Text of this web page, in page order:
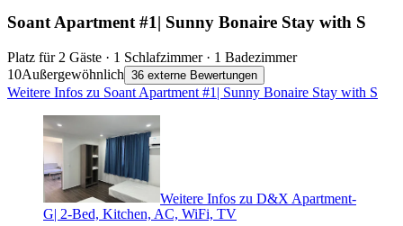
Soant Apartment #1| Sunny Bonaire Stay with S
Platz für 2 Gäste · 1 Schlafzimmer · 1 Badezimmer
10Außergewöhnlich 36 externe Bewertungen
Weitere Infos zu Soant Apartment #1| Sunny Bonaire Stay with S
Weitere Infos zu D&X Apartment-
G| 2-Bed, Kitchen, AC, WiFi, TV